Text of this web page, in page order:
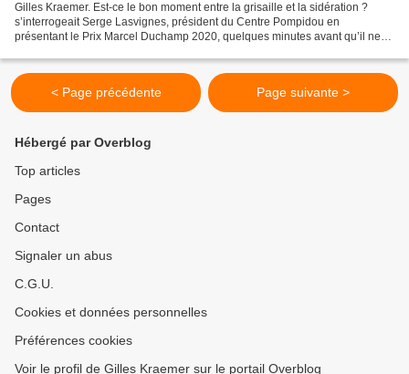
Gilles Kraemer. Est-ce le bon moment entre la grisaille et la sidération ?
s’interrogeait Serge Lasvignes, président du Centre Pompidou en
présentant le Prix Marcel Duchamp 2020, quelques minutes avant qu’il ne
< Page précédente Page suivante >
Hébergé par Overblog
Top articles
Pages
Contact
Signaler un abus
C.G.U.
Cookies et données personnelles
Préférences cookies
Voir le profil de Gilles Kraemer sur le portail Overblog